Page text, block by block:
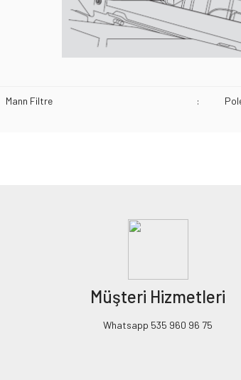
Mann Filtre :
Müşteri Hizmetleri
Whatsapp 535 960 96 75